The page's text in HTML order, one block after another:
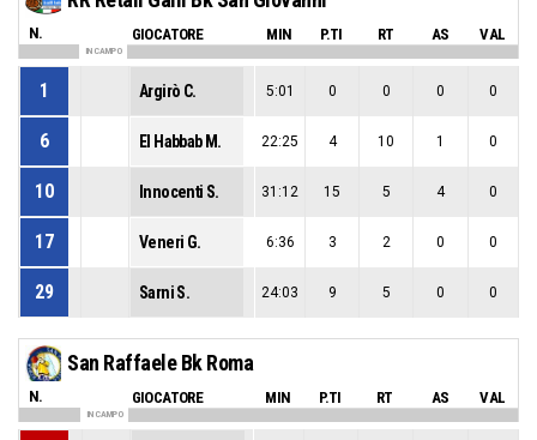
N. GIOCATORE MIN P.TI RT AS VAL
IN CAMPO
1 Argirò C. 5:01 0 0 0 0
6 El Habbab M. 22:25 4 10 1 0
10 Innocenti S. 31:12 15 5 4 0
17 Veneri G. 6:36 3 2 0 0
29 Sarni S. 24:03 9 5 0 0
San Raffaele Bk Roma
N. GIOCATORE MIN P.TI RT AS VAL
IN CAMPO